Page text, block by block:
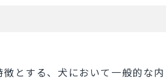
とする、犬において一般的な内